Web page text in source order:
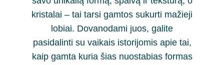
kristalai – tai tarsi gamtos sukurti mažieji
lobiai. Dovanodami juos, galite
pasidalinti su vaikais istorijomis apie tai,
kaip gamta kuria šias nuostabias formas